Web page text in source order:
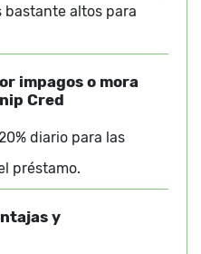
bastante altos para
impagos o mora
Cred
diario para las
préstamo.
y